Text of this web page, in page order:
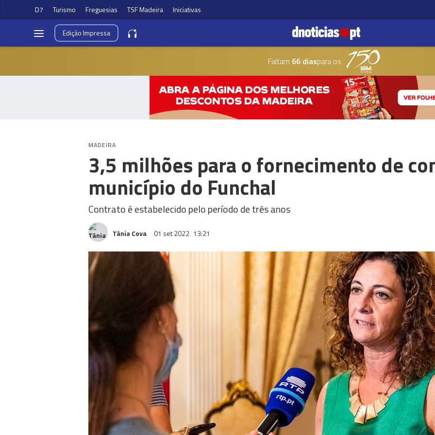
D7 Turismo Freguesias TSF Madeira Iniciativas
EdiçãoImpressa
Faltam 66 diaspara os
MADEIRA
3,5 milhões para o fornecimento de
município do Funchal
Contrato é estabelecido pelo período de três anos
Tânia Cova 01 set 2022 13:21